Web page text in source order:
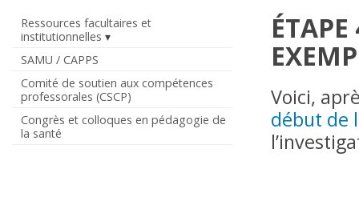
Ressources facultaires et
institutionnelles
SAMU / CAPPS
Comité de soutien aux compétences
professorales (CSCP)
Congrès et colloques en pédagogie de
la santé
Voici,
début de